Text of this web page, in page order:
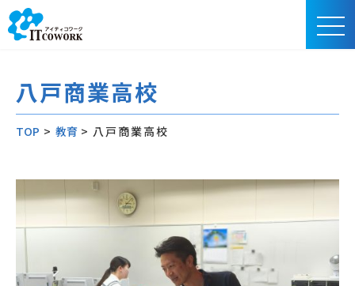
八戸商業高校
TOP > 教育 > 八戸商業高校